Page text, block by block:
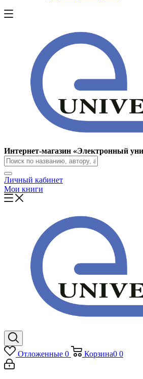
Интернет-магазин «Электронный
Личный кабинет
Мои книги
Отложенные 0 Корзина0 0